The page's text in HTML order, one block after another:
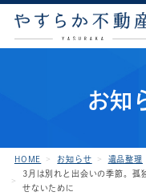
お知
HOME お知らせ
遺品整理
3月は別れと出会いの季節。孤
せないために